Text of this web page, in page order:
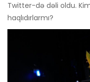
Twitter-də dəli oldu.
haqlıdırlarmı?